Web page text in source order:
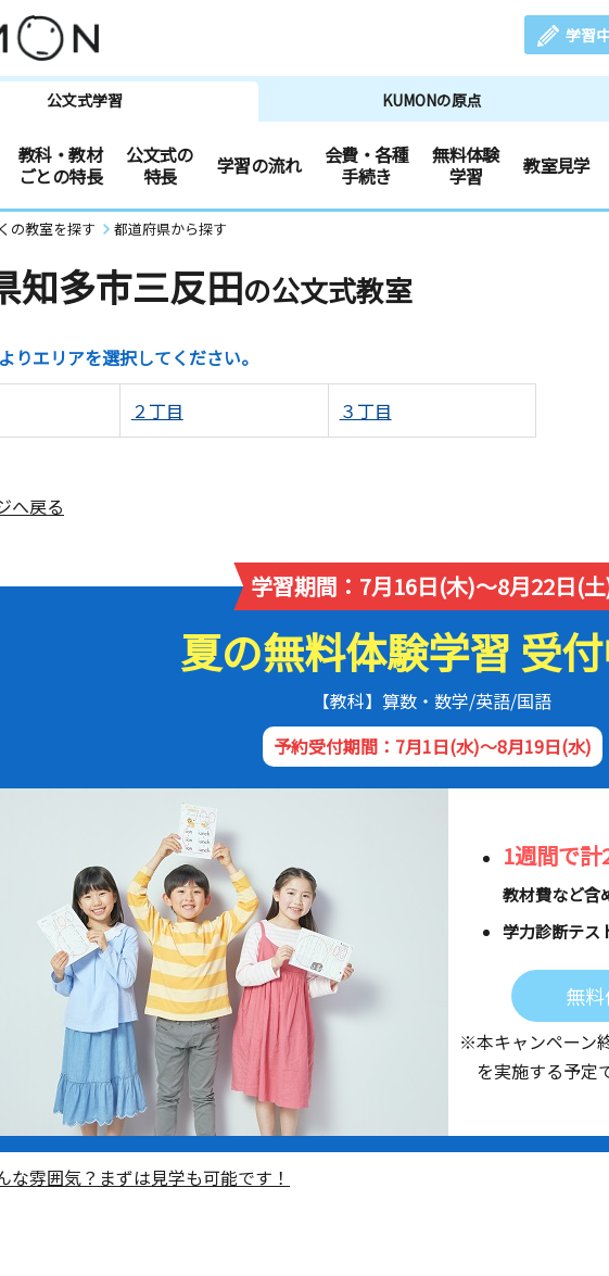
学習
公文式学習 KUMONの原点
教科・教材
ごとの特長
公文式の
特長
学習の流れ
会費・各種
手続き
無料体験
学習
教室見学
の教室を探す 都道府県から探す
知多市三反田の公文式教室
りエリアを選択してください。
２丁目 ３丁目
へ戻る
学習期間：7月16日(木)～8月22日(
夏の無料体験学習 受付
【教科】算数・数学/英語/国語
予約受付期間：7月1日(水)～8月19日(水)
1週間で
教材費など含
学力診断テス
無
※本キャンペーン
を実施する予定
な雰囲気？まずは見学も可能です！